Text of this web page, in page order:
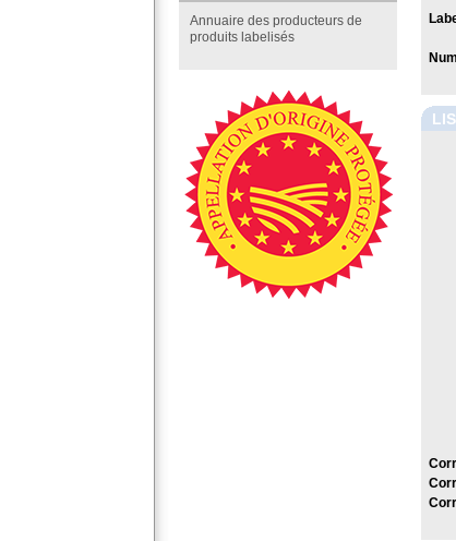
Annuaire des producteurs de
produits labelisés